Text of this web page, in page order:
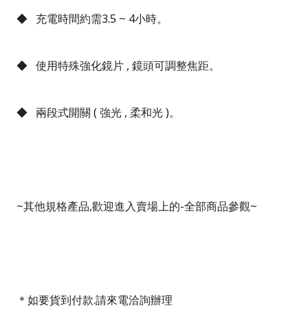
◆ 充電時間約需3.5 ~ 4小時。
◆ 使用特殊強化鏡片 , 鏡頭可調整焦距。
◆ 兩段式開關 (強光 , 柔和光)。
~其他規格產品,歡迎進入賣場上的-全部商品參觀~
＊如要貨到付款.請來電洽詢辦理